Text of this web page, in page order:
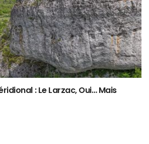
: Le Larzac, Oui… Mais